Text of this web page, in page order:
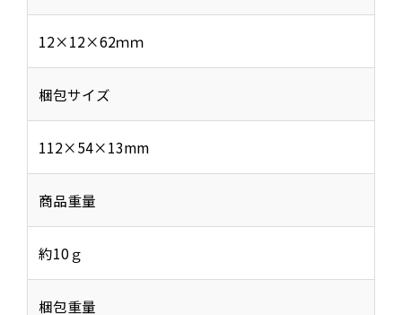
12×12×62ｍｍ
梱包サイズ
112×54×13mm
商品重量
約10ｇ
梱包重量